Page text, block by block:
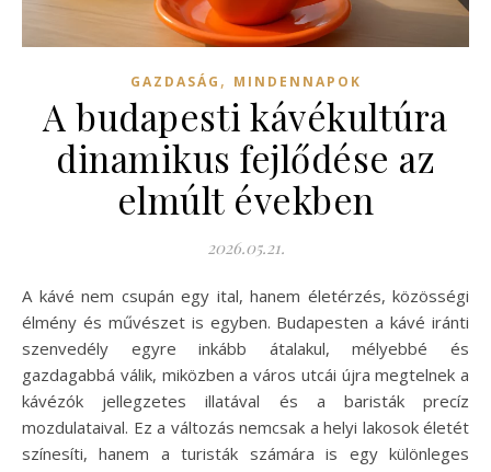
GAZDASÁG , MINDENNAPOK
A budapesti kávékultúra
dinamikus fejlődése az
elmúlt években
2026.05.21.
A kávé nem csupán egy ital, hanem életérzés, közösségi
élmény és művészet is egyben. Budapesten a kávé iránti
szenvedély egyre inkább átalakul, mélyebbé és
gazdagabbá válik, miközben a város utcái újra megtelnek a
kávézók jellegzetes illatával és a baristák precíz
mozdulataival. Ez a változás nemcsak a helyi lakosok életét
színesíti, hanem a turisták számára is egy különleges